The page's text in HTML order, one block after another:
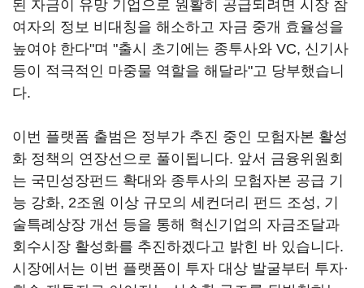
된 자금이 유망 기업으로 원활히 공급되려면 시장 참
여자의 정보 비대칭을 해소하고 자금 중개 효율성을
높여야 한다"며 "출시 초기에는 종투사와 VC, 신기사
등이 적극적인 마중물 역할을 해달라"고 당부했습니
다.
이번 플랫폼 출범은 정부가 추진 중인 모험자본 활성
화 정책의 연장선으로 풀이됩니다. 앞서 금융위원회
는 국민성장펀드 확대와 종투사의 모험자본 공급 기
능 강화, 2조원 이상 규모의 세컨더리 펀드 조성, 기
술특례상장 개선 등을 통해 혁신기업의 자금조달과
회수시장 활성화를 추진하겠다고 밝힌 바 있습니다.
시장에서는 이번 플랫폼이 투자 대상 발굴부터 투자·